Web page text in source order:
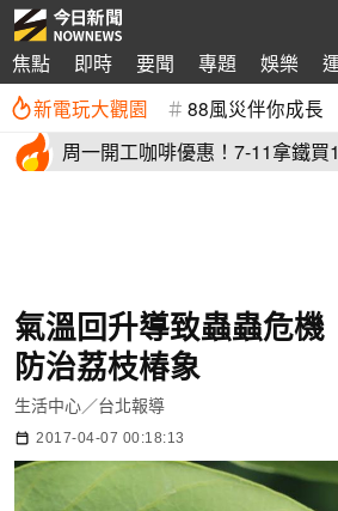
焦點 即時 要聞 專題 娛樂
新電玩大觀園 88風災伴你成長
周一開工咖啡優惠！7-11拿鐵
氣溫回升導致蟲蟲危
防治荔枝椿象
生活中心／台北報導
2017-04-07 00:18:13